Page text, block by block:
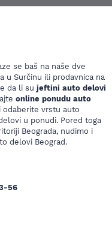
se baš na naše dve
u Surčinu ili prodavnica na
da li su jeftini auto delovi
online ponudu auto
odaberite vrstu auto
u ponudi. Pored toga
Beograda, nudimo i
delovi Beograd.
56